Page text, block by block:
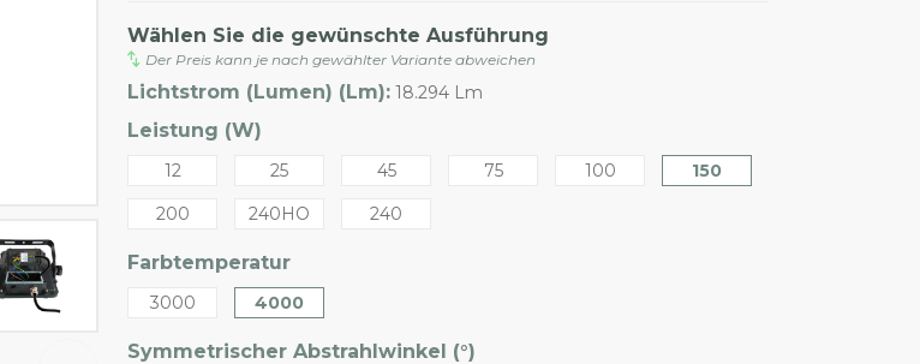
Wählen Sie die gewünschte Ausführung
Der Preis kann je nach gewählter Variante abweichen
Lichtstrom (Lumen) (Lm): 18.294 Lm
Leistung (W)
12 25 45 75 100
150
200
240HO 240
Farbtemperatur
3000 4000
Symmetrischer Abstrahlwinkel (°)